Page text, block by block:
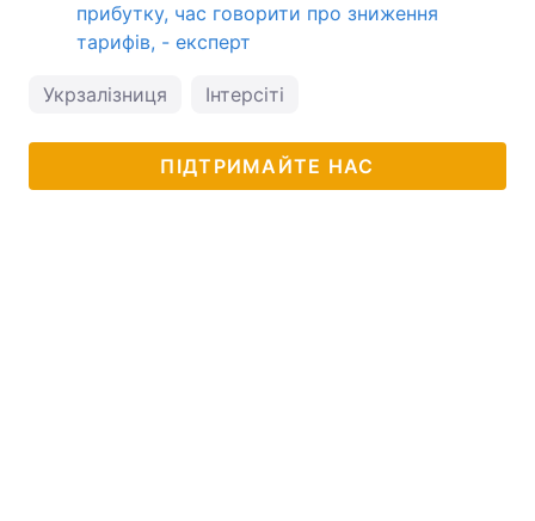
прибутку, час говорити про зниження
тарифів, - експерт
Укрзалізниця Інтерсіті
ПІДТРИМАЙТЕ НАС